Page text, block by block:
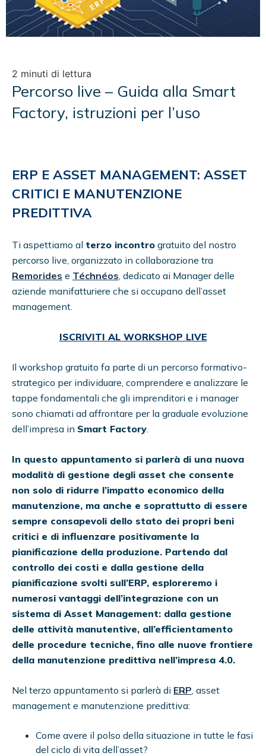
2 minuti di lettura
Percorso live – Guida alla Smart
Factory, istruzioni per l’uso
ERP E ASSET MANAGEMENT: ASSET
CRITICI E MANUTENZIONE
PREDITTIVA
Ti aspettiamo al terzo incontro gratuito del nostro
percorso live, organizzato in collaborazione tra
Remorides e Téchnéos, dedicato ai Manager delle
aziende manifatturiere che si occupano dell’asset
management.
ISCRIVITI AL WORKSHOP LIVE
Il workshop gratuito fa parte di un percorso formativo-
strategico per individuare, comprendere e analizzare le
tappe fondamentali che gli imprenditori e i manager
sono chiamati ad affrontare per la graduale evoluzione
dell’impresa in Smart Factory.
In questo appuntamento si parlerà di una nuova
modalità di gestione degli asset che consente
non solo di ridurre l’impatto economico della
manutenzione, ma anche e soprattutto di essere
sempre consapevoli dello stato dei propri beni
critici e di influenzare positivamente la
pianificazione della produzione. Partendo dal
controllo dei costi e dalla gestione della
pianificazione svolti sull’ERP, esploreremo i
numerosi vantaggi dell’integrazione con un
sistema di Asset Management: dalla gestione
delle attività manutentive, all’efficientamento
delle procedure tecniche, fino alle nuove frontiere
della manutenzione predittiva nell’impresa 4.0.
Nel terzo appuntamento si parlerà di ERP, asset
management e manutenzione predittiva:
Come avere il polso della situazione in tutte le fasi
del ciclo di vita dell’asset?